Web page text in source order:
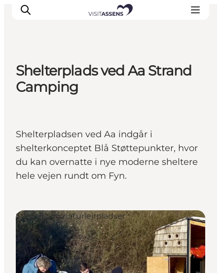
Overnatning
Oplevelser
Åbningstider
Shelterplads ved Aa Strand
Camping
Shelterpladsen ved Aa indgår i
shelterkonceptet Blå Støttepunkter, hvor
du kan overnatte i nye moderne sheltere
hele vejen rundt om Fyn.
Shelters og naturlejrpladser